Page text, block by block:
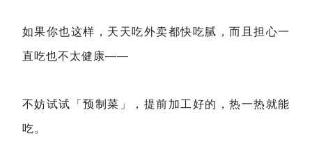
如果你也这样，天天吃外卖都快吃腻，而且担心一
直吃也不太健康——
不妨试试「预制菜」，提前加工好的，热一热就能
吃。